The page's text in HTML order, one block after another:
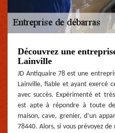
Découvrez une
Lainville
JD Antiquaire 78 est une
Lainville, fiable et ayant exercé
avec succès. Expérimenté et
est apte à répondre à toute
maison, cave, grenier, d’un
78440. Alors, si vous prévoyez